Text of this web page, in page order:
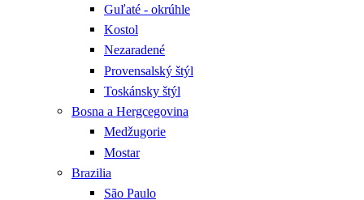
Guľaté - okrúhle
Kostol
Nezaradené
Provensalský štýl
Toskánsky štýl
Bosna a Hergcegovina
Medžugorie
Mostar
Brazilia
São Paulo